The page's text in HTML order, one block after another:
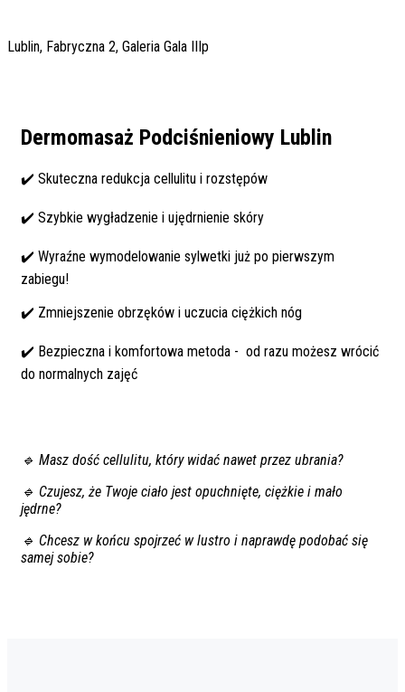
Lublin, Fabryczna 2, Galeria Gala IIIp
Dermomasaż Podciśnieniowy Lublin
✔️ Skuteczna redukcja cellulitu i rozstępów
✔️ Szybkie wygładzenie i ujędrnienie skóry
✔️ Wyraźne wymodelowanie sylwetki już po pierwszym
zabiegu!
✔️ Zmniejszenie obrzęków i uczucia ciężkich nóg
✔️ Bezpieczna i komfortowa metoda - od razu możesz wrócić
do normalnych zajęć
🔹 Masz dość cellulitu, który widać nawet przez ubrania?
🔹 Czujesz, że Twoje ciało jest opuchnięte, ciężkie i mało
jędrne?
🔹 Chcesz w końcu spojrzeć w lustro i naprawdę podobać się
samej sobie?